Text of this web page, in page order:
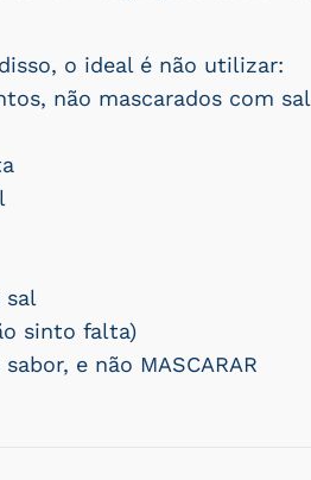
o ideal é não utilizar:
não mascarados com sal
sal
sinto falta)
e não MASCARAR